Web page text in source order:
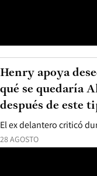
28 AGOSTO
El ex delantero criticó
Henry apoya
qué se quedaría
después de este